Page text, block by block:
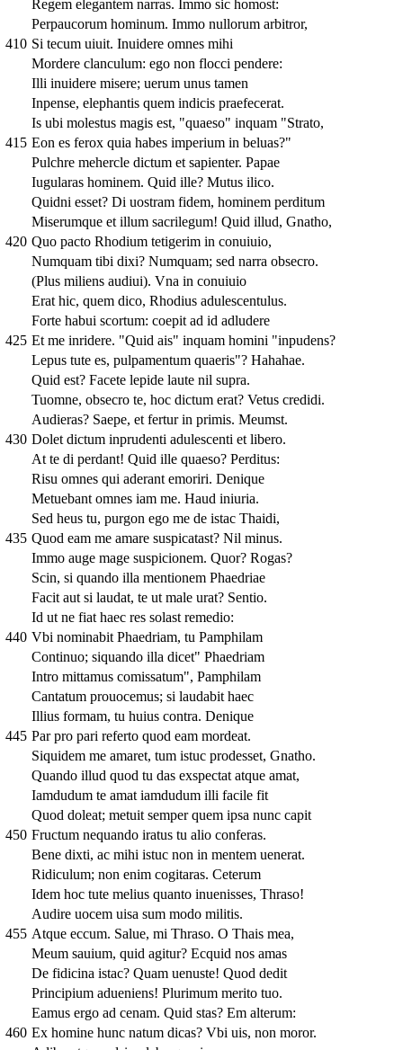
Regem elegantem narras. Immo sic homost:
Perpaucorum hominum. Immo nullorum arbitror,
410 Si tecum uiuit. Inuidere omnes mihi
Mordere clanculum: ego non flocci pendere:
Illi inuidere misere; uerum unus tamen
Inpense, elephantis quem indicis praefecerat.
Is ubi molestus magis est, "quaeso" inquam "Strato,
415 Eon es ferox quia habes imperium in beluas?"
Pulchre mehercle dictum et sapienter. Papae
Iugularas hominem. Quid ille? Mutus ilico.
Quidni esset? Di uostram fidem, hominem perditum
Miserumque et illum sacrilegum! Quid illud, Gnatho,
420 Quo pacto Rhodium tetigerim in conuiuio,
Numquam tibi dixi? Numquam; sed narra obsecro.
(Plus miliens audiui). Vna in conuiuio
Erat hic, quem dico, Rhodius adulescentulus.
Forte habui scortum: coepit ad id adludere
425 Et me inridere. "Quid ais" inquam homini "inpudens?
Lepus tute es, pulpamentum quaeris"? Hahahae.
Quid est? Facete lepide laute nil supra.
Tuomne, obsecro te, hoc dictum erat? Vetus credidi.
Audieras? Saepe, et fertur in primis. Meumst.
430 Dolet dictum inprudenti adulescenti et libero.
At te di perdant! Quid ille quaeso? Perditus:
Risu omnes qui aderant emoriri. Denique
Metuebant omnes iam me. Haud iniuria.
Sed heus tu, purgon ego me de istac Thaidi,
435 Quod eam me amare suspicatast? Nil minus.
Immo auge mage suspicionem. Quor? Rogas?
Scin, si quando illa mentionem Phaedriae
Facit aut si laudat, te ut male urat? Sentio.
Id ut ne fiat haec res solast remedio:
440 Vbi nominabit Phaedriam, tu Pamphilam
Continuo; siquando illa dicet" Phaedriam
Intro mittamus comissatum", Pamphilam
Cantatum prouocemus; si laudabit haec
Illius formam, tu huius contra. Denique
445 Par pro pari referto quod eam mordeat.
Siquidem me amaret, tum istuc prodesset, Gnatho.
Quando illud quod tu das exspectat atque amat,
Iamdudum te amat iamdudum illi facile fit
Quod doleat; metuit semper quem ipsa nunc capit
450 Fructum nequando iratus tu alio conferas.
Bene dixti, ac mihi istuc non in mentem uenerat.
Ridiculum; non enim cogitaras. Ceterum
Idem hoc tute melius quanto inuenisses, Thraso!
Audire uocem uisa sum modo militis.
455 Atque eccum. Salue, mi Thraso. O Thais mea,
Meum sauium, quid agitur? Ecquid nos amas
De fidicina istac? Quam uenuste! Quod dedit
Principium adueniens! Plurimum merito tuo.
Eamus ergo ad cenam. Quid stas? Em alterum:
460 Ex homine hunc natum dicas? Vbi uis, non moror.